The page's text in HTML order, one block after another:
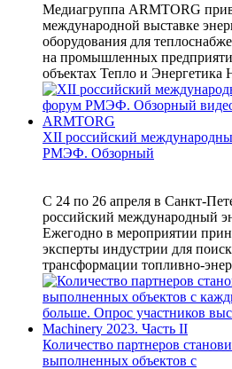
Медиагруппа ARMTORG
международной выставке
оборудования для
на промышленных
объектах Тепло и Энергетика
XII российский
РМЭФ. Обзорный
С 24 по 26 апреля в Санкт-
российский международный
Ежегодно в мероприятии
эксперты индустрии для
трансформации топливно-
Количество партнеров
выполненных объектов с